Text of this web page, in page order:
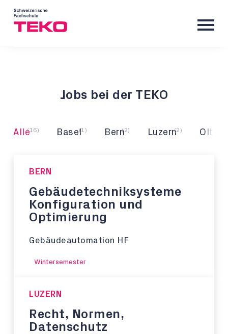
Jobs bei der TEKO
Alle(16) Basel(1) Bern(2) Luzern(2) Olten
BERN
Gebäudetechniksysteme
Konfiguration und
Optimierung
Gebäudeautomation HF
Wintersemester
LUZERN
Recht, Normen,
Datenschutz